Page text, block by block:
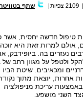
2109 צפיות שתף בטוויטר
טיפול חדשה יחסית, אשר
אולם למרות זאת היא זוכה
נעזרים בה. ביופידבק, או
ולטפל על מגוון רחב של
ומכאיבים. שיטת הביו
אחרות, יוצאת מתוך
עריכת מניפולציה
השני מושפע.